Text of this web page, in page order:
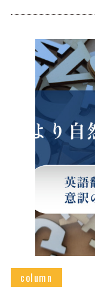
column